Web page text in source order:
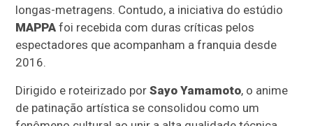
longas-metragens. Contudo, a iniciativa do estúdio
MAPPA foi recebida com duras críticas pelos
espectadores que acompanham a franquia desde
2016.
Dirigido e roteirizado porSayo Yamamoto, o anime
de patinação artística se consolidou como um